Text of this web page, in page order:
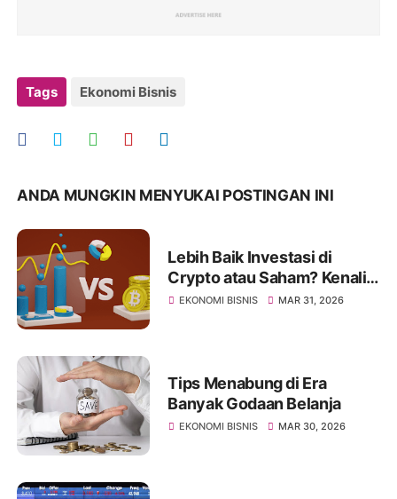
Tags Ekonomi Bisnis
ANDA MUNGKIN MENYUKAI POSTINGAN INI
Lebih Baik Investasi di
Crypto atau Saham? Kenali
Jenis Risikonya Juga
EKONOMI BISNIS MAR 31, 2026
Tips Menabung di Era
Banyak Godaan Belanja
EKONOMI BISNIS MAR 30, 2026